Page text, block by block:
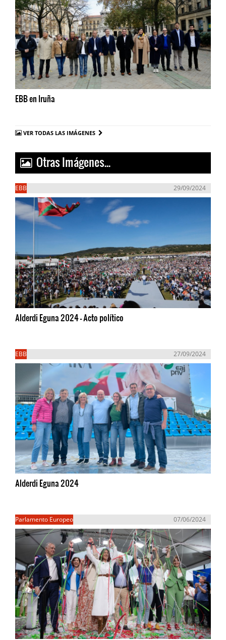
EBB en Iruña
VER TODAS LAS IMÁGENES
Otras Imágenes...
EBB 29/09/2024
Alderdi Eguna 2024 - Acto político
EBB 27/09/2024
Alderdi Eguna 2024
Parlamento Europeo 07/06/2024